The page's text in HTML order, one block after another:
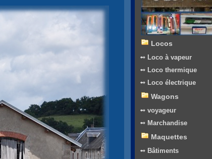
Locos
➻ Loco à vapeur
➻ Loco thermique
➻ Loco électrique
Wagons
➻ voyageur
➻ Marchandise
Maquettes
➻ Bâtiments